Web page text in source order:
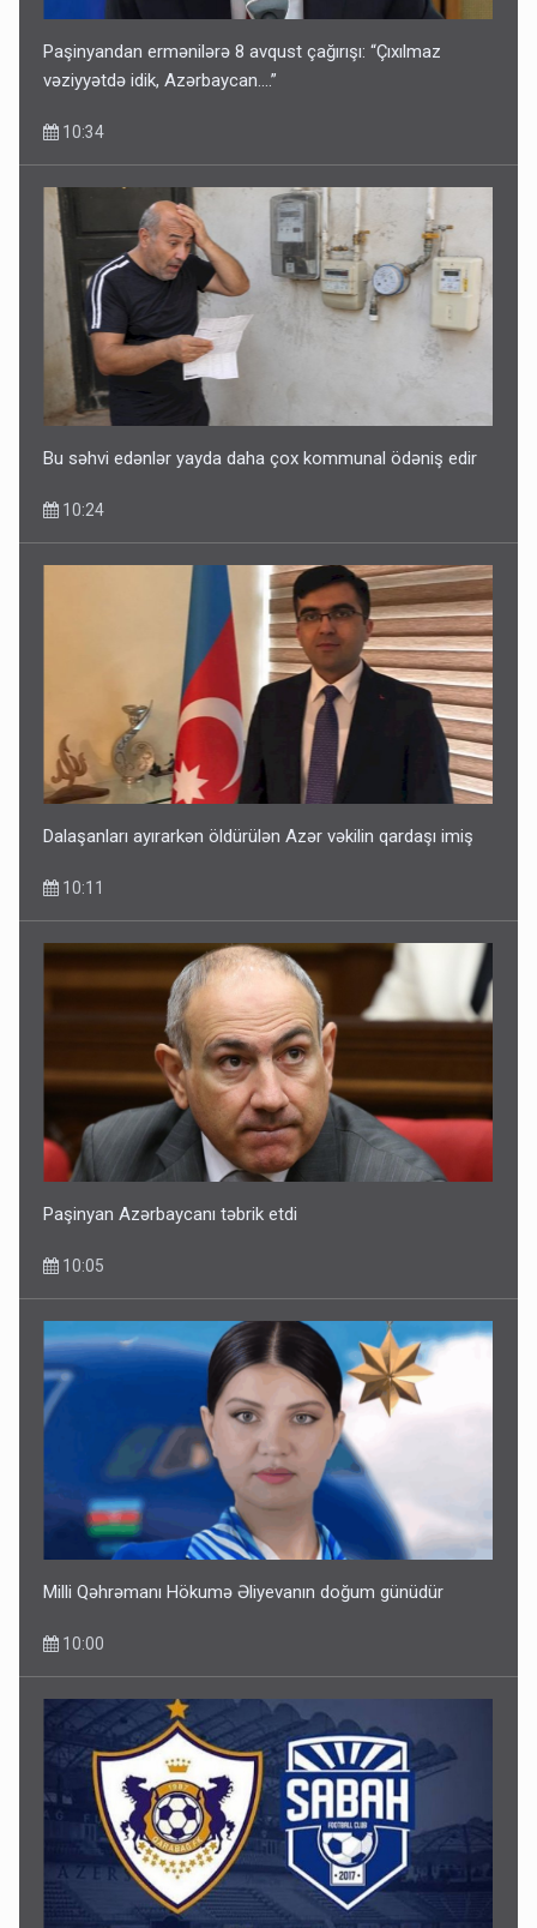
Paşinyandan ermənilərə 8 avqust çağırışı: “Çıxılmaz
vəziyyətdə idik, Azərbaycan….”
10:34
Bu səhvi edənlər yayda daha çox kommunal ödəniş edir
10:24
Dalaşanları ayırarkən öldürülən Azər vəkilin qardaşı imiş
10:11
Paşinyan Azərbaycanı təbrik etdi
10:05
Milli Qəhrəmanı Hökumə Əliyevanın doğum günüdür
10:00